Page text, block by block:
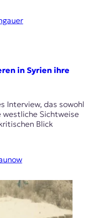
in Syrien ihre
Interview, das sowohl
westliche Sichtweise
Blick